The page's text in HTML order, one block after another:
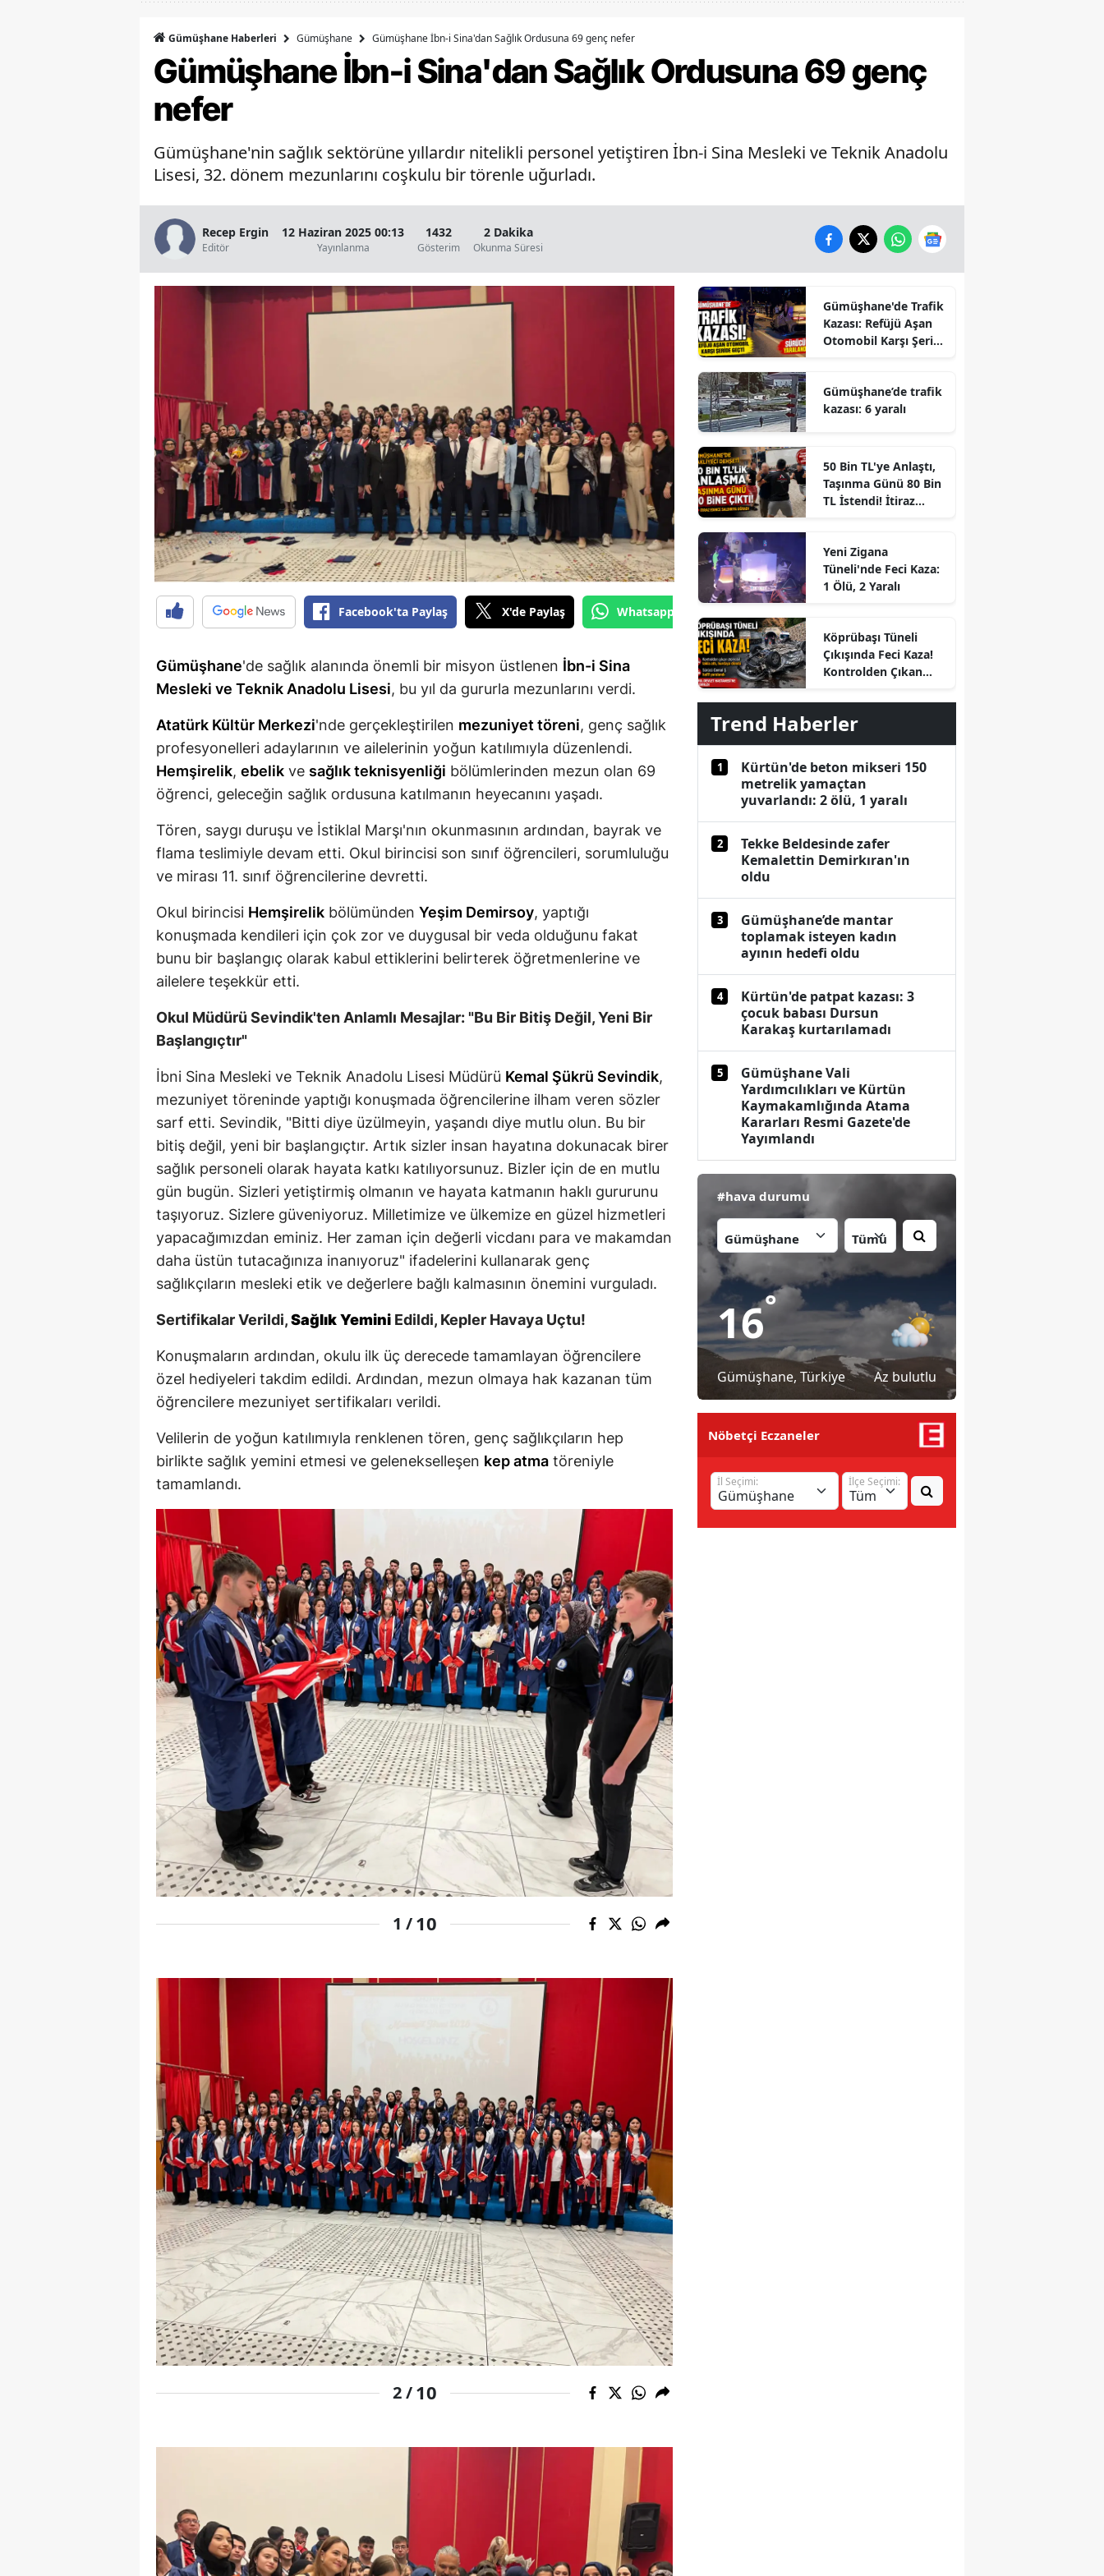
Bitlis
Burdur
Bursa
Çorum
Diyarbakır
Elazığ
Erzincan
Erzurum
Eskişehir
Gaziantep
Gümüşhane
Hakkari
Hatay
Isparta
Mersin
İstanbul
İzmir
Kars
Kayseri
Kırklareli
Kocaeli
Kütahya
Malatya
Manisa
Kahramanmaraş
Mardin
Muğla
Niğde
Rize
Sakarya
Sinop
Sivas
Tekirdağ
Tokat
Trabzon
Tunceli
Şanlıurfa
Uşak
Van
Yozgat
Karaman
Kırıkkale
Batman
Şırnak
Bartın
Ardahan
Iğdır
Yalova
Karabük
Kilis
Osmaniye
Gümüşhane Haberleri Gümüşhane Gümüşhane İbn-i Sina'dan Sağlık Ordusuna 69 genç nefer
Gümüşhane İbn-i Sina'dan Sağlık Ordusuna 69 genç
nefer
Gümüşhane'nin sağlık sektörüne yıllardır nitelikli personel yetiştiren İbn-i Sina Mesleki ve Teknik Anadolu
Lisesi, 32. dönem mezunlarını coşkulu bir törenle uğurladı.
Recep Ergin
Editör
12 Haziran 2025 00:13
Yayınlanma
1432
Gösterim
2 Dakika
Okunma Süresi
Facebook'ta Paylaş X'de Paylaş Whatsapp'tan Gönder
Gümüşhane'de sağlık alanında önemli bir misyon üstlenen İbn-i Sina
Mesleki ve Teknik Anadolu Lisesi, bu yıl da gururla mezunlarını verdi.
Atatürk Kültür Merkezi'nde gerçekleştirilen mezuniyet töreni, genç sağlık
profesyonelleri adaylarının ve ailelerinin yoğun katılımıyla düzenlendi.
Hemşirelik, ebelik ve sağlık teknisyenliği bölümlerinden mezun olan 69
öğrenci, geleceğin sağlık ordusuna katılmanın heyecanını yaşadı.
Tören, saygı duruşu ve İstiklal Marşı'nın okunmasının ardından, bayrak ve
flama teslimiyle devam etti. Okul birincisi son sınıf öğrencileri, sorumluluğu
ve mirası 11. sınıf öğrencilerine devretti.
Okul birincisi Hemşirelik bölümünden Yeşim Demirsoy, yaptığı
konuşmada kendileri için çok zor ve duygusal bir veda olduğunu fakat
bunu bir başlangıç olarak kabul ettiklerini belirterek öğretmenlerine ve
ailelere teşekkür etti.
Okul Müdürü Sevindik'ten Anlamlı Mesajlar: "Bu Bir Bitiş Değil, Yeni Bir
Başlangıçtır"
İbni Sina Mesleki ve Teknik Anadolu Lisesi Müdürü Kemal Şükrü Sevindik,
mezuniyet töreninde yaptığı konuşmada öğrencilerine ilham veren sözler
sarf etti. Sevindik, "Bitti diye üzülmeyin, yaşandı diye mutlu olun. Bu bir
bitiş değil, yeni bir başlangıçtır. Artık sizler insan hayatına dokunacak birer
sağlık personeli olarak hayata katkı katılıyorsunuz. Bizler için de en mutlu
gün bugün. Sizleri yetiştirmiş olmanın ve hayata katmanın haklı gururunu
taşıyoruz. Sizlere güveniyoruz. Milletimize ve ülkemize en güzel hizmetleri
yapacağımızdan eminiz. Her zaman için değerli vicdanı para ve makamdan
daha üstün tutacağınıza inanıyoruz" ifadelerini kullanarak genç
sağlıkçıların mesleki etik ve değerlere bağlı kalmasının önemini vurguladı.
Sertifikalar Verildi,Sağlık Yemini Edildi, Kepler Havaya Uçtu!
Konuşmaların ardından, okulu ilk üç derecede tamamlayan öğrencilere
özel hediyeleri takdim edildi. Ardından, mezun olmaya hak kazanan tüm
öğrencilere mezuniyet sertifikaları verildi.
Velilerin de yoğun katılımıyla renklenen tören, genç sağlıkçıların hep
birlikte sağlık yemini etmesi ve gelenekselleşen kep atma töreniyle
tamamlandı.
1 /10
2 /10
Gümüşhane'de Trafik
Kazası: Refüjü Aşan
Otomobil Karşı Şeride
Gümüşhane’de trafik
kazası: 6 yaralı
50 Bin TL'ye Anlaştı,
Taşınma Günü 80 Bin
TL İstendi! İtiraz
Yeni Zigana
Tüneli'nde Feci Kaza:
1 Ölü, 2 Yaralı
Köprübaşı Tüneli
Çıkışında Feci Kaza!
Kontrolden Çıkan
Takla Attı
Trend Haberler
1
Kürtün'de beton mikseri 150
metrelik yamaçtan
yuvarlandı: 2 ölü, 1 yaralı
2
Tekke Beldesinde zafer
Kemalettin Demirkıran'ın
oldu
3
Gümüşhane’de mantar
toplamak isteyen kadın
ayının hedefi oldu
4
Kürtün'de patpat kazası: 3
çocuk babası Dursun
Karakaş kurtarılamadı
5
Gümüşhane Vali
Yardımcılıkları ve Kürtün
Kaymakamlığında Atama
Kararları Resmi Gazete'de
Yayımlandı
#hava durumu
16°
Gümüşhane, Türkiye Az bulutlu
Nöbetçi Eczaneler
İl Seçimi: İlçe Seçimi: